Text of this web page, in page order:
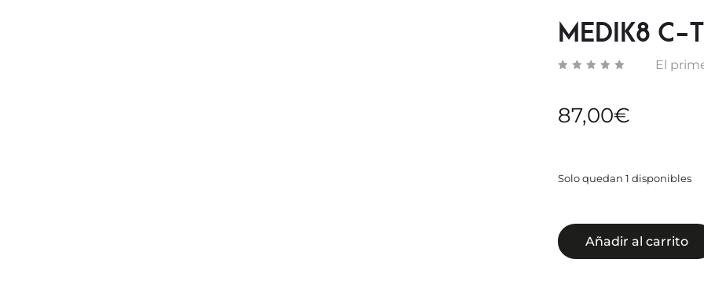
MEDIK8 C-
El
87,00€
Solo quedan 1 disponibles
Añadir al carrito